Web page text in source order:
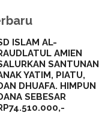
ISLAM AL-
AMIEN
SANTUNAN
YATIM, PIATU,
DHUAFA. HIMPUN
SEBESAR